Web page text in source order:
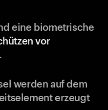
eine biometrische
vor
werden auf dem
erzeugt